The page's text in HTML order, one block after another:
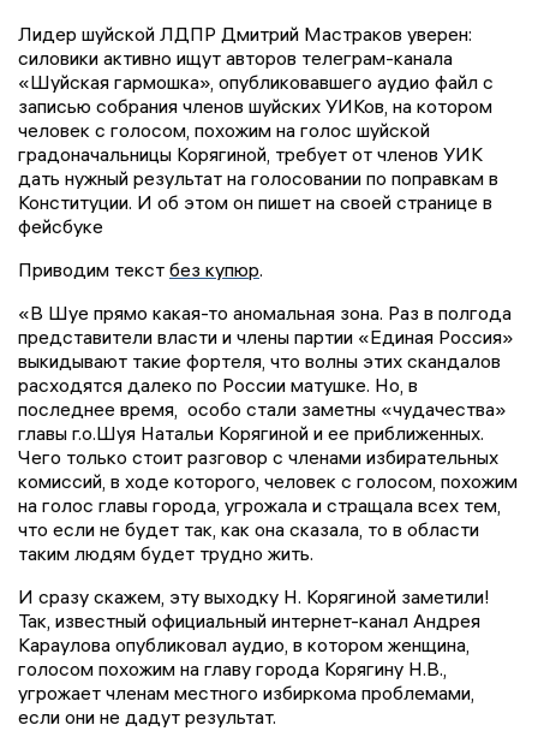
Лидер шуйской ЛДПР Дмитрий Мастраков уверен:
силовики активно ищут авторов телеграм-канала
«Шуйская гармошка», опубликовавшего аудио файл с
записью собрания членов шуйских УИКов, на котором
человек с голосом, похожим на голос шуйской
градоначальницы Корягиной, требует от членов УИК
дать нужный результат на голосовании по поправкам в
Конституции. И об этом он пишет на своей странице в
фейсбуке
Приводим текст без купюр.
«В Шуе прямо какая-то аномальная зона. Раз в полгода
представители власти и члены партии «Единая Россия»
выкидывают такие фортеля, что волны этих скандалов
расходятся далеко по России матушке. Но, в
последнее время, особо стали заметны «чудачества»
главы г.о.Шуя Натальи Корягиной и ее приближенных.
Чего только стоит разговор с членами избирательных
комиссий, в ходе которого, человек с голосом, похожим
на голос главы города, угрожала и стращала всех тем,
что если не будет так, как она сказала, то в области
таким людям будет трудно жить.
И сразу скажем, эту выходку Н. Корягиной заметили!
Так, известный официальный интернет-канал Андрея
Караулова опубликовал аудио, в котором женщина,
голосом похожим на главу города Корягину Н.В.,
угрожает членам местного избиркома проблемами,
если они не дадут результат.